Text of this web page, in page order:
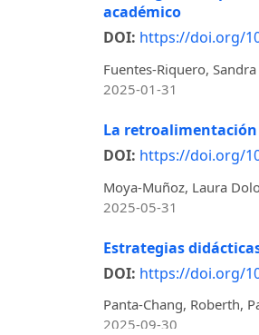
académico
DOI: https://doi.org/
Fuentes-Riquero,
2025-01-31
La
DOI: https://doi.org/
Moya-Muñoz, Laura
2025-05-31
Estrategias
DOI: https://doi.org/
Panta-Chang, Roberth,
2025-09-30